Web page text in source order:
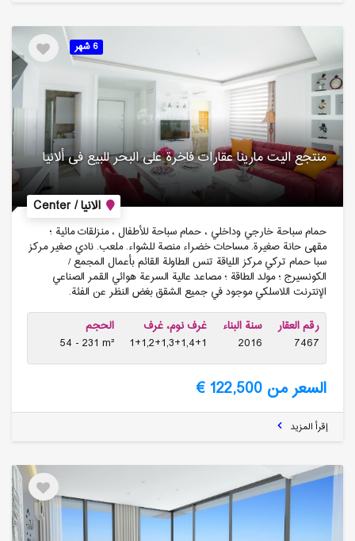
6 شهر
منتجع الیت مارینا عقارات فاخرة على البحر للبیع فی ألانیا
الانيا / Center
حمام سباحة خارجي وداخلي ، حمام سباحة للأطفال ، منزلقات مائية ؛
مقهى حانة صغيرة. مساحات خضراء منصة للشواء. ملعب. نادي صغير مركز
سبا حمام تركي مركز اللياقة تنس الطاولة القائم بأعمال المجمع /
الكونسيرج ؛ مولد الطاقة ؛ مصاعد عالية السرعة هوائي القمر الصناعي
الإنترنت اللاسلكي موجود في جميع الشقق بغض النظر عن الفئة.
رقم العقار
7467
سنة البناء
2016
غرف نوم، غرف
1+1,2+1,3+1,4+1
الحجم
54 - 231 m²
السعر من 122,500 €
إقرأ المزيد